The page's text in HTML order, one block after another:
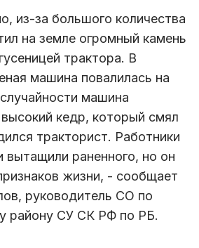
из-за большого количества
на земле огромный камень
трактора. В
машина повалилась на
машина
кедр, который смял
тракторист. Работники
вытащили раненного, но он
жизни, - сообщает
руководитель СО по
району СУ СК РФ по РБ.